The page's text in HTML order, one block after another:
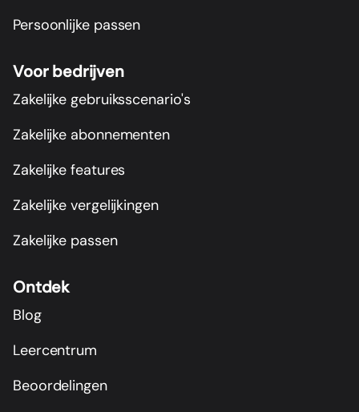
Persoonlijke passen
Voor bedrijven
Zakelijke gebruiksscenario's
Zakelijke abonnementen
Zakelijke features
Zakelijke vergelijkingen
Zakelijke passen
Ontdek
Blog
Leercentrum
Beoordelingen